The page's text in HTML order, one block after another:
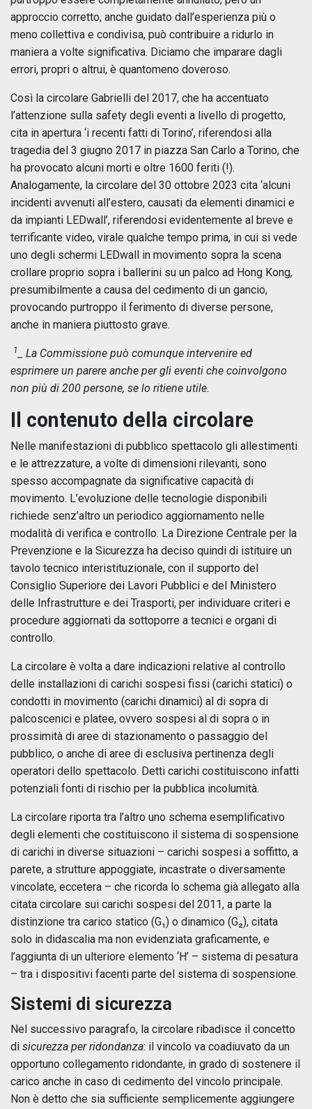
approccio corretto, anche guidato dall’esperienza più o
meno collettiva e condivisa, può contribuire a ridurlo in
maniera a volte significativa. Diciamo che imparare dagli
errori, propri o altrui, è quantomeno doveroso.
Così la circolare Gabrielli del 2017, che ha accentuato
l’attenzione sulla safety degli eventi a livello di progetto,
cita in apertura ‘i recenti fatti di Torino’, riferendosi alla
tragedia del 3 giugno 2017 in piazza San Carlo a Torino, che
ha provocato alcuni morti e oltre 1600 feriti (!).
Analogamente, la circolare del 30 ottobre 2023 cita ‘alcuni
incidenti avvenuti all’estero, causati da elementi dinamici e
da impianti LEDwall’, riferendosi evidentemente al breve e
terrificante video, virale qualche tempo prima, in cui si vede
uno degli schermi LEDwall in movimento sopra la scena
crollare proprio sopra i ballerini su un palco ad Hong Kong,
presumibilmente a causa del cedimento di un gancio,
provocando purtroppo il ferimento di diverse persone,
anche in maniera piuttosto grave.
1
_ La Commissione può comunque intervenire ed
esprimere un parere anche per gli eventi che coinvolgono
non più di 200 persone, se lo ritiene utile.
Il contenuto della circolare
Nelle manifestazioni di pubblico spettacolo gli allestimenti
e le attrezzature, a volte di dimensioni rilevanti, sono
spesso accompagnate da significative capacità di
movimento. L’evoluzione delle tecnologie disponibili
richiede senz’altro un periodico aggiornamento nelle
modalità di verifica e controllo. La Direzione Centrale per la
Prevenzione e la Sicurezza ha deciso quindi di istituire un
tavolo tecnico interistituzionale, con il supporto del
Consiglio Superiore dei Lavori Pubblici e del Ministero
delle Infrastrutture e dei Trasporti, per individuare criteri e
procedure aggiornati da sottoporre a tecnici e organi di
controllo.
La circolare è volta a dare indicazioni relative al controllo
delle installazioni di carichi sospesi fissi (carichi statici) o
condotti in movimento (carichi dinamici) al di sopra di
palcoscenici e platee, ovvero sospesi al di sopra o in
prossimità di aree di stazionamento o passaggio del
pubblico, o anche di aree di esclusiva pertinenza degli
operatori dello spettacolo. Detti carichi costituiscono infatti
potenziali fonti di rischio per la pubblica incolumità.
La circolare riporta tra l’altro uno schema esemplificativo
degli elementi che costituiscono il sistema di sospensione
di carichi in diverse situazioni – carichi sospesi a soffitto, a
parete, a strutture appoggiate, incastrate o diversamente
vincolate, eccetera – che ricorda lo schema già allegato alla
citata circolare sui carichi sospesi del 2011, a parte la
distinzione tra carico statico (G₁) o dinamico (G₂), citata
solo in didascalia ma non evidenziata graficamente, e
l’aggiunta di un ulteriore elemento ‘H’ – sistema di pesatura
– tra i dispositivi facenti parte del sistema di sospensione.
Sistemi di sicurezza
Nel successivo paragrafo, la circolare ribadisce il concetto
di sicurezza per ridondanza: il vincolo va coadiuvato da un
opportuno collegamento ridondante, in grado di sostenere il
carico anche in caso di cedimento del vincolo principale.
Non è detto che sia sufficiente semplicemente aggiungere